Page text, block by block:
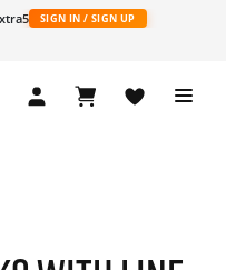
SIGN IN / SIGN UP